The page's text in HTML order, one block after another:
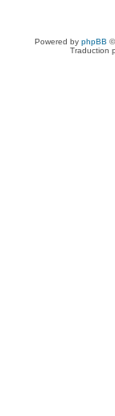
Powered by phpBB
Traduction